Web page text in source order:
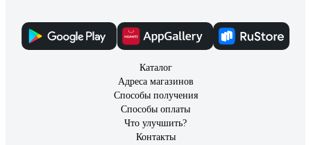
Каталог
Адреса магазинов
Способы получения
Способы оплаты
Что улучшить?
Контакты